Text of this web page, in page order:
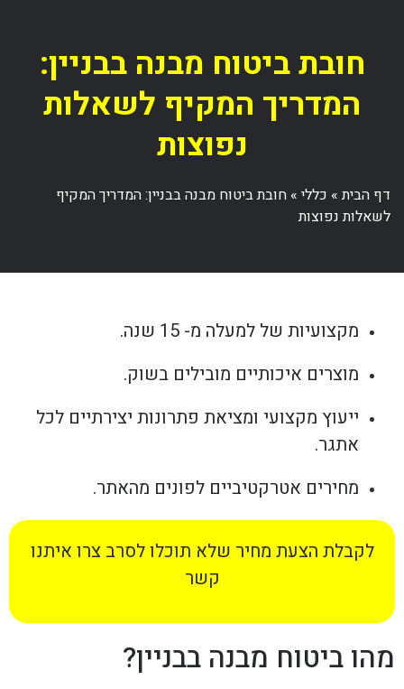
חובת ביטוח מבנה בבניין:
המדריך המקיף לשאלות
נפוצות
דף הבית» כללי» חובת ביטוח מבנה בבניין: המדריך המקיף
לשאלות נפוצות
מקצועיות של למעלה מ- 15 שנה.
מוצרים איכותיים מובילים בשוק.
ייעוץ מקצועי ומציאת פתרונות יצירתיים לכל
אתגר.
מחירים אטרקטיביים לפונים מהאתר.
לקבלת הצעת מחיר שלא תוכלו לסרב צרו איתנו
קשר
מהו ביטוח מבנה בבניין?